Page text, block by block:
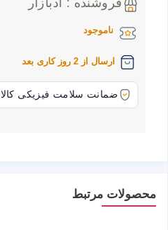
ناموجود
ارسال از 2 روز کاری بعد
ضمانت سلامت فیزیکی کالا
محصولات مرتبط